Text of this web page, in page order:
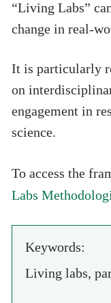
“Living Labs”
change in real-
It is particularly
on
engagement in
science.
To access the
Labs
Keywords:
Living labs,